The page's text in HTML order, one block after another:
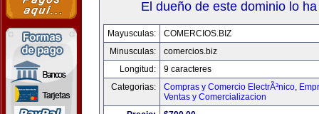
El dueño de este dominio lo
Mayusculas:
COMERCIOS.BIZ
Minusculas:
comercios.biz
Longitud:
9 caracteres
Categorias:
Compras y Comercio ElectrÃ³nico,
Ventas y Comercializacion